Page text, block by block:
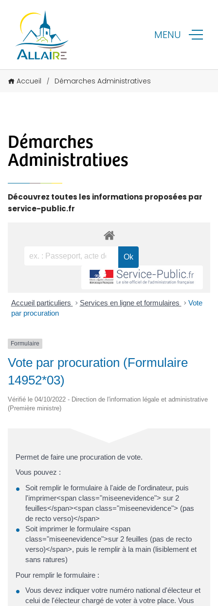
MENU
Accueil / Démarches Administratives
Démarches
Administratives
Découvrez toutes les informations proposées par
service-public.fr
Accueil particuliers > Services en ligne et formulaires > Vote
par procuration
Formulaire
Vote par procuration (Formulaire
14952*03)
Vérifié le 04/10/2022 - Direction de l'information légale et administrative
(Première ministre)
Permet de faire une procuration de vote.
Vous pouvez :
Soit remplir le formulaire à l'aide de l'ordinateur, puis
l'imprimer<span class="miseenevidence"> sur 2
feuilles</span><span class="miseenevidence"> (pas
de recto verso)</span>
Soit imprimer le formulaire <span
class="miseenevidence">sur 2 feuilles (pas de recto
verso)</span>, puis le remplir à la main (lisiblement et
sans ratures)
Pour remplir le formulaire :
Vous devez indiquer votre numéro national d'électeur et
celui de l'électeur chargé de voter à votre place. Vous